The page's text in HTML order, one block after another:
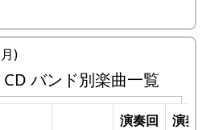
”を始め審査員の方が見守る
表彰されました。
うた ～ふるさと加美の里
“２位”に入ることができま
地元産の卵、半年分」でし
・フ
さと
H CORPORATION
)
バンド別楽曲一覧
演奏回
演奏回